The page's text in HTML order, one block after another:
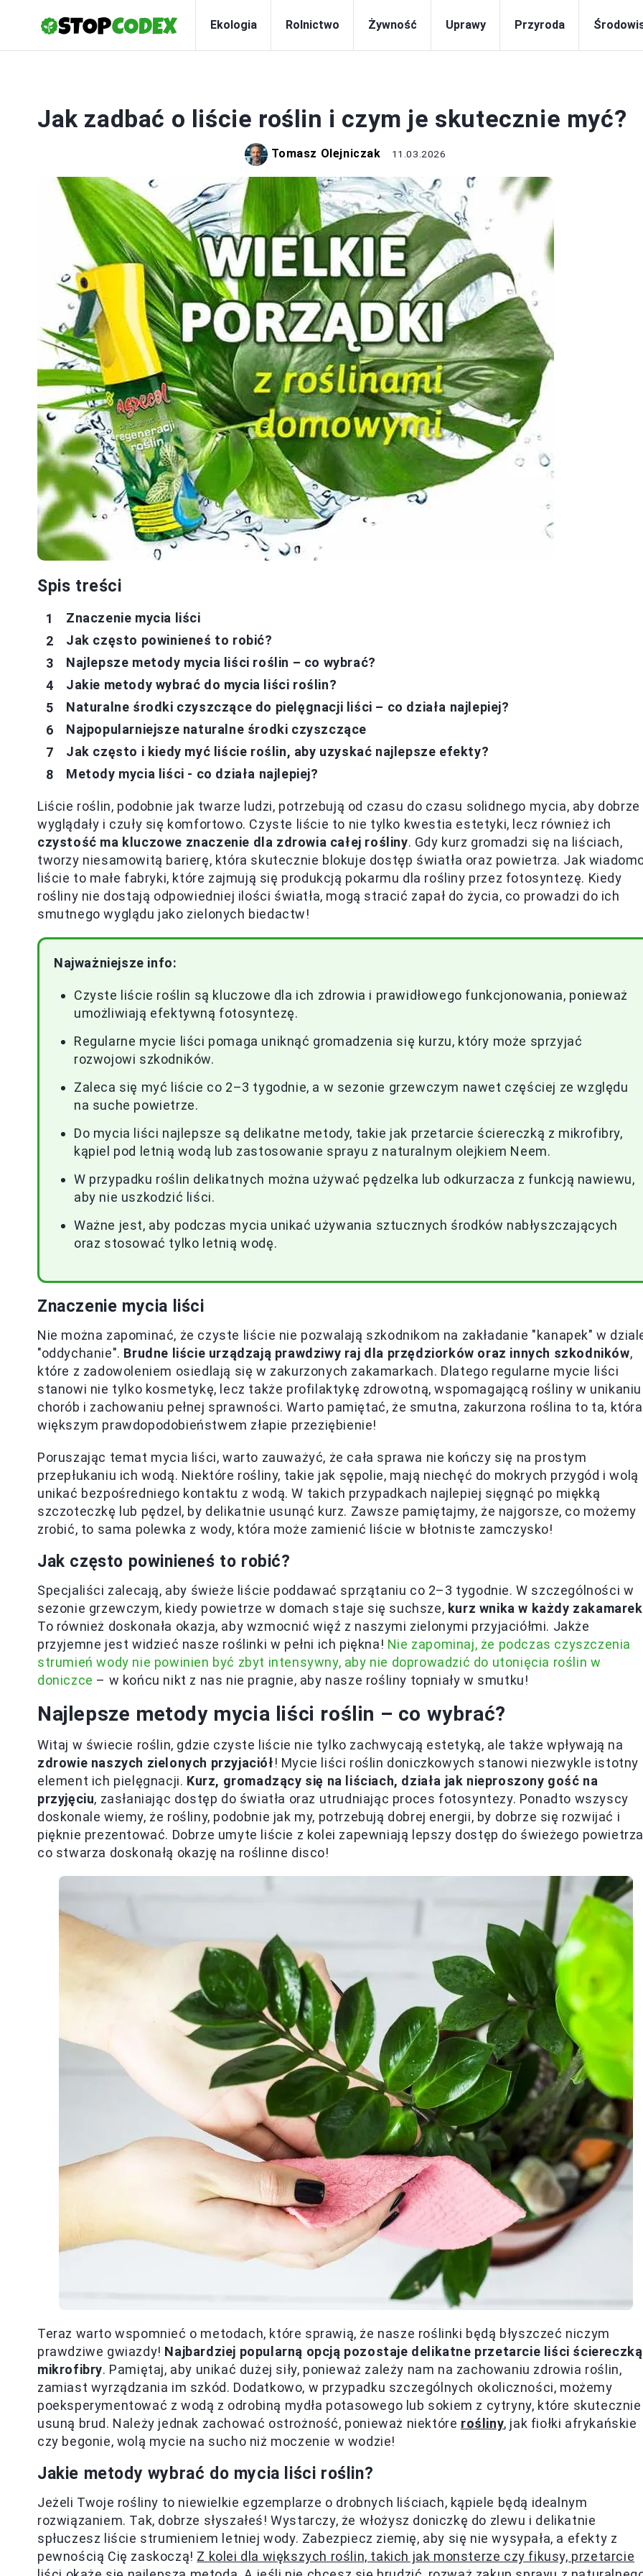
Ekologia Rolnictwo Żywność Uprawy Przyroda
Jak zadbać o liście roślin i czym je skutecznie myć?
Tomasz Olejniczak 11.03.2026
Spis treści
Znaczenie mycia liści
Jak często powinieneś to robić?
Najlepsze metody mycia liści roślin – co wybrać?
Jakie metody wybrać do mycia liści roślin?
Naturalne środki czyszczące do pielęgnacji liści – co działa najlepiej?
Najpopularniejsze naturalne środki czyszczące
Jak często i kiedy myć liście roślin, aby uzyskać najlepsze efekty?
Metody mycia liści - co działa najlepiej?
Liście roślin, podobnie jak twarze ludzi, potrzebują od czasu do czasu solidnego mycia, aby dobrze
wyglądały i czuły się komfortowo. Czyste liście to nie tylko kwestia estetyki, lecz również ich
czystość ma kluczowe znaczenie dla zdrowia całej rośliny. Gdy kurz gromadzi się na liściach,
tworzy niesamowitą barierę, która skutecznie blokuje dostęp światła oraz powietrza. Jak
liście to małe fabryki, które zajmują się produkcją pokarmu dla rośliny przez fotosyntezę. Kiedy
rośliny nie dostają odpowiedniej ilości światła, mogą stracić zapał do życia, co prowadzi do ich
smutnego wyglądu jako zielonych biedactw!
Najważniejsze info:
Czyste liście roślin są kluczowe dla ich zdrowia i prawidłowego funkcjonowania, ponieważ
umożliwiają efektywną fotosyntezę.
Regularne mycie liści pomaga uniknąć gromadzenia się kurzu, który może sprzyjać
rozwojowi szkodników.
Zaleca się myć liście co 2–3 tygodnie, a w sezonie grzewczym nawet częściej ze względu
na suche powietrze.
Do mycia liści najlepsze są delikatne metody, takie jak przetarcie ściereczką z mikrofibry,
kąpiel pod letnią wodą lub zastosowanie sprayu z naturalnym olejkiem Neem.
W przypadku roślin delikatnych można używać pędzelka lub odkurzacza z funkcją nawiewu,
aby nie uszkodzić liści.
Ważne jest, aby podczas mycia unikać używania sztucznych środków nabłyszczających
oraz stosować tylko letnią wodę.
Znaczenie mycia liści
Nie można zapominać, że czyste liście nie pozwalają szkodnikom na zakładanie "kanapek" w
"oddychanie". Brudne liście urządzają prawdziwy raj dla przędziorków oraz innych szkodników,
które z zadowoleniem osiedlają się w zakurzonych zakamarkach. Dlatego regularne mycie liści
stanowi nie tylko kosmetykę, lecz także profilaktykę zdrowotną, wspomagającą rośliny w unikaniu
chorób i zachowaniu pełnej sprawności. Warto pamiętać, że smutna, zakurzona roślina to ta,
większym prawdopodobieństwem złapie przeziębienie!
Poruszając temat mycia liści, warto zauważyć, że cała sprawa nie kończy się na prostym
przepłukaniu ich wodą. Niektóre rośliny, takie jak sępolie, mają niechęć do mokrych przygód i wolą
unikać bezpośredniego kontaktu z wodą. W takich przypadkach najlepiej sięgnąć po miękką
szczoteczkę lub pędzel, by delikatnie usunąć kurz. Zawsze pamiętajmy, że najgorsze, co możemy
zrobić, to sama polewka z wody, która może zamienić liście w błotniste zamczysko!
Jak często powinieneś to robić?
Specjaliści zalecają, aby świeże liście poddawać sprzątaniu co 2–3 tygodnie. W szczególności w
sezonie grzewczym, kiedy powietrze w domach staje się suchsze, kurz wnika w każdy zakamarek
To również doskonała okazja, aby wzmocnić więź z naszymi zielonymi przyjaciółmi. Jakże
przyjemne jest widzieć nasze roślinki w pełni ich piękna! Nie zapominaj, że podczas czyszczenia
strumień wody nie powinien być zbyt intensywny, aby nie doprowadzić do utonięcia roślin w
doniczce – w końcu nikt z nas nie pragnie, aby nasze rośliny topniały w smutku!
Najlepsze metody mycia liści roślin – co wybrać?
Witaj w świecie roślin, gdzie czyste liście nie tylko zachwycają estetyką, ale także wpływają na
zdrowie naszych zielonych przyjaciół! Mycie liści roślin doniczkowych stanowi niezwykle istotny
element ich pielęgnacji. Kurz, gromadzący się na liściach, działa jak nieproszony gość na
przyjęciu, zasłaniając dostęp do światła oraz utrudniając proces fotosyntezy. Ponadto wszyscy
doskonale wiemy, że rośliny, podobnie jak my, potrzebują dobrej energii, by dobrze się rozwijać i
pięknie prezentować. Dobrze umyte liście z kolei zapewniają lepszy dostęp do świeżego
co stwarza doskonałą okazję na roślinne disco!
Teraz warto wspomnieć o metodach, które sprawią, że nasze roślinki będą błyszczeć niczym
prawdziwe gwiazdy! Najbardziej popularną opcją pozostaje delikatne przetarcie liści
mikrofibry. Pamiętaj, aby unikać dużej siły, ponieważ zależy nam na zachowaniu zdrowia roślin,
zamiast wyrządzania im szkód. Dodatkowo, w przypadku szczególnych okoliczności, możemy
poeksperymentować z wodą z odrobiną mydła potasowego lub sokiem z cytryny, które skutecznie
usuną brud. Należy jednak zachować ostrożność, ponieważ niektóre rośliny, jak fiołki afrykańskie
czy begonie, wolą mycie na sucho niż moczenie w wodzie!
Jakie metody wybrać do mycia liści roślin?
Jeżeli Twoje rośliny to niewielkie egzemplarze o drobnych liściach, kąpiele będą idealnym
rozwiązaniem. Tak, dobrze słyszałeś! Wystarczy, że włożysz doniczkę do zlewu i delikatnie
spłuczesz liście strumieniem letniej wody. Zabezpiecz ziemię, aby się nie wysypała, a efekty z
pewnością Cię zaskoczą! Z kolei dla większych roślin, takich jak monsterze czy fikusy, przetarcie